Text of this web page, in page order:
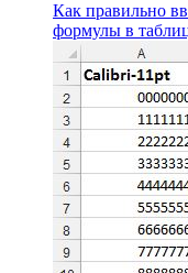
Как правильно
формулы в